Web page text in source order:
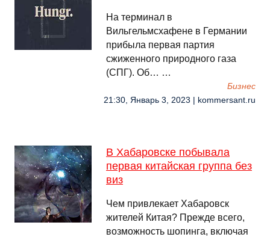
На терминал в
Вильгельмсхафене в Германии
прибыла первая партия
сжиженного природного газа
(СПГ). Об… …
Бизнес
21:30, Январь 3, 2023 | kommersant.ru
В Хабаровске побывала
первая китайская группа без
виз
Чем привлекает Хабаровск
жителей Китая? Прежде всего,
возможность шопинга, включая